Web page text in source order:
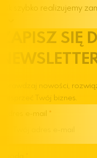
Jak szybko realizujemy
ZAPISZ SIĘ
Sprawdzaj nowości,
wesprzeć Twój biznes.
Adres e-mail